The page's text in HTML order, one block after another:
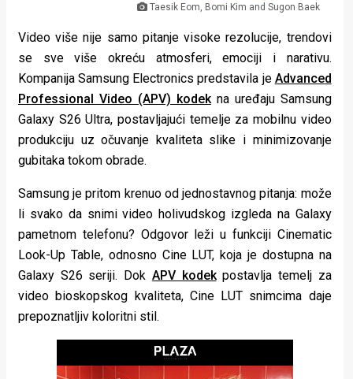
stolom
Život
u
pokretu
Ideje
koje
rade
Urban
Places
Aktivizam
Taesik Eom, Bomi Kim and Sugon Baek
Video više nije samo pitanje visoke rezolucije, trendovi
se sve više okreću atmosferi, emociji i narativu.
Kompanija Samsung Electronics predstavila je Advanced
Professional Video (APV) kodekna uređaju Samsung
Galaxy S26 Ultra, postavljajući temelje za mobilnu video
produkciju uz očuvanje kvaliteta slike i minimizovanje
gubitaka tokom obrade.
Samsung je pritom krenuo od jednostavnog pitanja: može
li svako da snimi video holivudskog izgleda na Galaxy
pametnom telefonu? Odgovor leži u funkciji Cinematic
Look-Up Table, odnosno Cine LUT, koja je dostupna na
Galaxy S26 seriji. Dok APV kodekpostavlja temelj za
video bioskopskog kvaliteta, Cine LUT snimcima daje
prepoznatljiv koloritni stil.